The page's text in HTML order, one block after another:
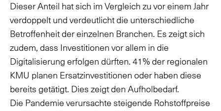
Dieser Anteil hat sich im Vergleich zu vor einem Jahr
verdoppelt und verdeutlicht die unterschiedliche
Betroffenheit der einzelnen Branchen. Es zeigt sich
zudem, dass Investitionen vor allem in die
Digitalisierung erfolgen dürften. 41% der regionalen
KMU planen Ersatzinvestitionen oder haben diese
bereits getätigt. Dies zeigt den Aufholbedarf.
Die Pandemie verursachte steigende Rohstoffpreise